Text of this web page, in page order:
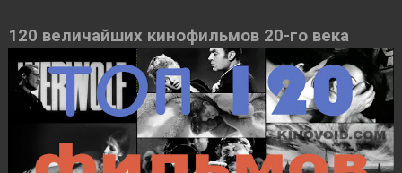
120 величайших кинофильмов 20-го века